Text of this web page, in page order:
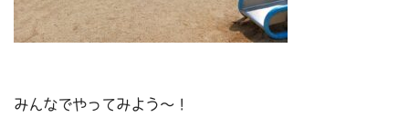
みんなでやってみよう～！